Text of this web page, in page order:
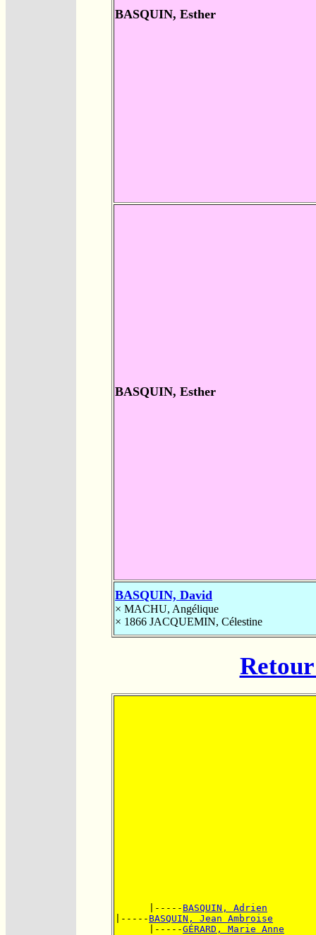
BASQUIN, Esther
BASQUIN, Esther
BASQUIN, David
× MACHU, Angélique
× 1866 JACQUEMIN, Célestine
      |-----
BASQUIN, Adrien
|----- BASQUIN, Jean Ambroise
      |-----
GÉRARD, Marie Anne